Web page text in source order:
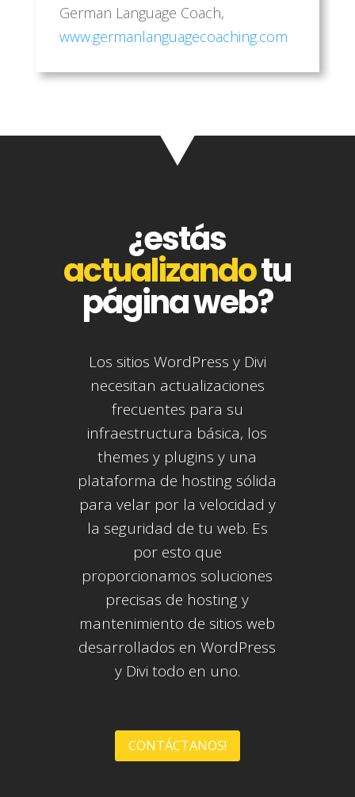
German Language Coach,
www.germanlanguagecoaching.com
¿estás
actualizandotu
página web?
Los sitios WordPress y Divi
necesitan actualizaciones
frecuentes para su
infraestructura básica, los
themes y plugins y una
plataforma de hosting sólida
para velar por la velocidad y
la seguridad de tu web. Es
por esto que
proporcionamos soluciones
precisas de hosting y
mantenimiento de sitios web
desarrollados en WordPress
y Divi todo en uno.
CONTÁCTANOS!